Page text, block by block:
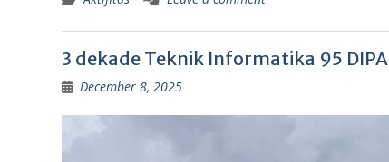
3 dekade Teknik Informatika 95 DIPA
December 8, 2025